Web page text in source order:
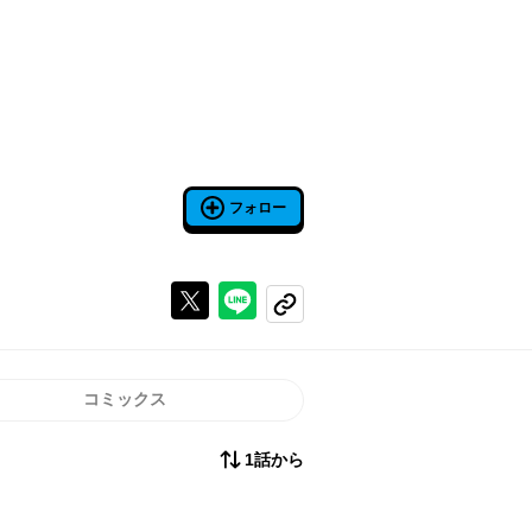
フォロー
Xで投稿するラインでシェアする
コピーする
コミックス
1話から